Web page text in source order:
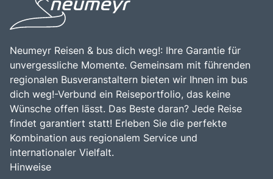
Gastfreundschaft der Einheimischen zu erleben.
alle, die die Faszination der italienischen Kultur und
Landschaft entdecken möchten.
Neumeyr Reisen & bus dich weg!: Ihre Garantie für
unvergessliche Momente. Gemeinsam mit führenden
regionalen Busveranstaltern bieten wir Ihnen im bus
dich weg!-Verbund ein Reiseportfolio, das keine
Wünsche offen lässt. Das Beste daran? Jede Reise
findet garantiert statt! Erleben Sie die perfekte
Kombination aus regionalem Service und
internationaler Vielfalt.
Hinweise